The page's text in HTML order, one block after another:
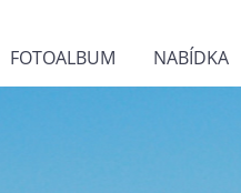
FOTOALBUM NABÍDKA